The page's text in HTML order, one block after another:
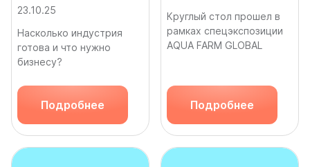
23.10.25
Насколько индустрия
готова и что нужно
бизнесу?
Подробнее
Круглый стол прошел в
рамках спецэкспозиции
AQUA FARM GLOBAL
Подробнее